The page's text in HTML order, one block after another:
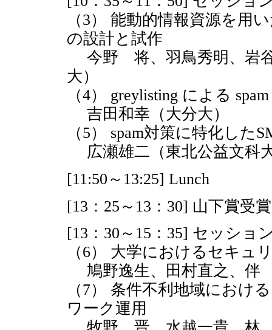
（3） 能動的情報資源を用
の設計と試作
今野 将、羽鳥秀明、岩
大）
（4） greylisting による
吉田和幸（大分大）
（5） spam対策に特化した
広瀬雄二（東北公益文科
[11:50～13:25] Lunch
[13：25～13：30] 山下賞受
[13：30～15：35] セッショ
（6） 大学におけるセキュ
鳩野逸生、田村直之、伴
（7） 条件不利地域におけ
ワーク運用